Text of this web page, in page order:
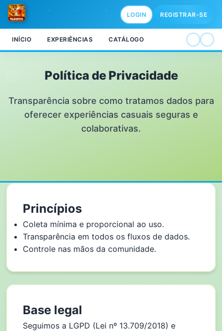
LOGIN REGISTRAR-SE
INÍCIO EXPERIÊNCIAS CATÁLOGO
Política de Privacidade
Transparência sobre como tratamos dados para
oferecer experiências casuais seguras e
colaborativas.
Princípios
Coleta mínima e proporcional ao uso.
Transparência em todos os fluxos de dados.
Controle nas mãos da comunidade.
Base legal
Seguimos a LGPD (Lei nº 13.709/2018) e